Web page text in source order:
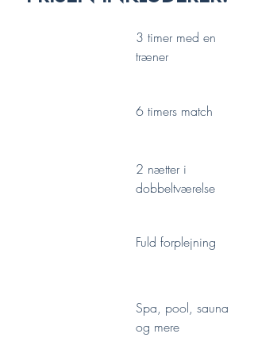
3 timer med en
træner
6 timers match
2 nætter i
dobbeltværelse
Fuld forplejning
Spa, pool, sauna
og mere